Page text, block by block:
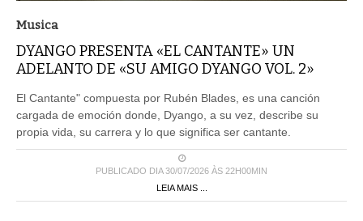
Musica
DYANGO PRESENTA «EL CANTANTE» UN
ADELANTO DE «SU AMIGO DYANGO VOL. 2»
El Cantante" compuesta por Rubén Blades, es una canción
cargada de emoción donde, Dyango, a su vez, describe su
propia vida, su carrera y lo que significa ser cantante.
PUBLICADO DIA 30/07/2026 ÀS 22H00MIN
LEIA MAIS ...